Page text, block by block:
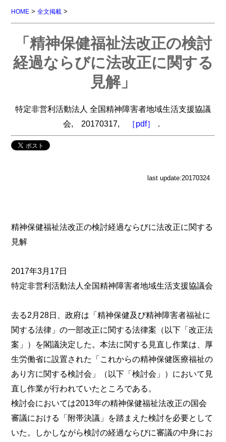
HOME >全文掲載 >
「精神保健福祉法改正の検討
経過ならびに法改正に関する
見解」
特定非営利活動法人 全国精神障害者地域生活支援協議
会, 20170317,
［pdf］ ．
last update:20170324
精神保健福祉法改正の検討経過ならびに法改正に関する
見解
2017年3月17日
特定非営利活動法人全国精神障害者地域生活支援協議会
去る2月28日、政府は「精神保健及び精神障害者福祉に
関する法律」の一部改正に関する法律案（以下「改正法
案」）を閣議決定した。本法に関する見直し作業は、厚
生労働省に設置された「これからの精神保健医療福祉の
あり方に関する検討会」（以下「検討会」）において見
直し作業が行われていたところである。
検討会においては2013年の精神保健福祉法改正の国会
審議における「附帯決議」を踏まえた検討を必要として
いた。しかしながら検討の経過ならびに審議の中身にお